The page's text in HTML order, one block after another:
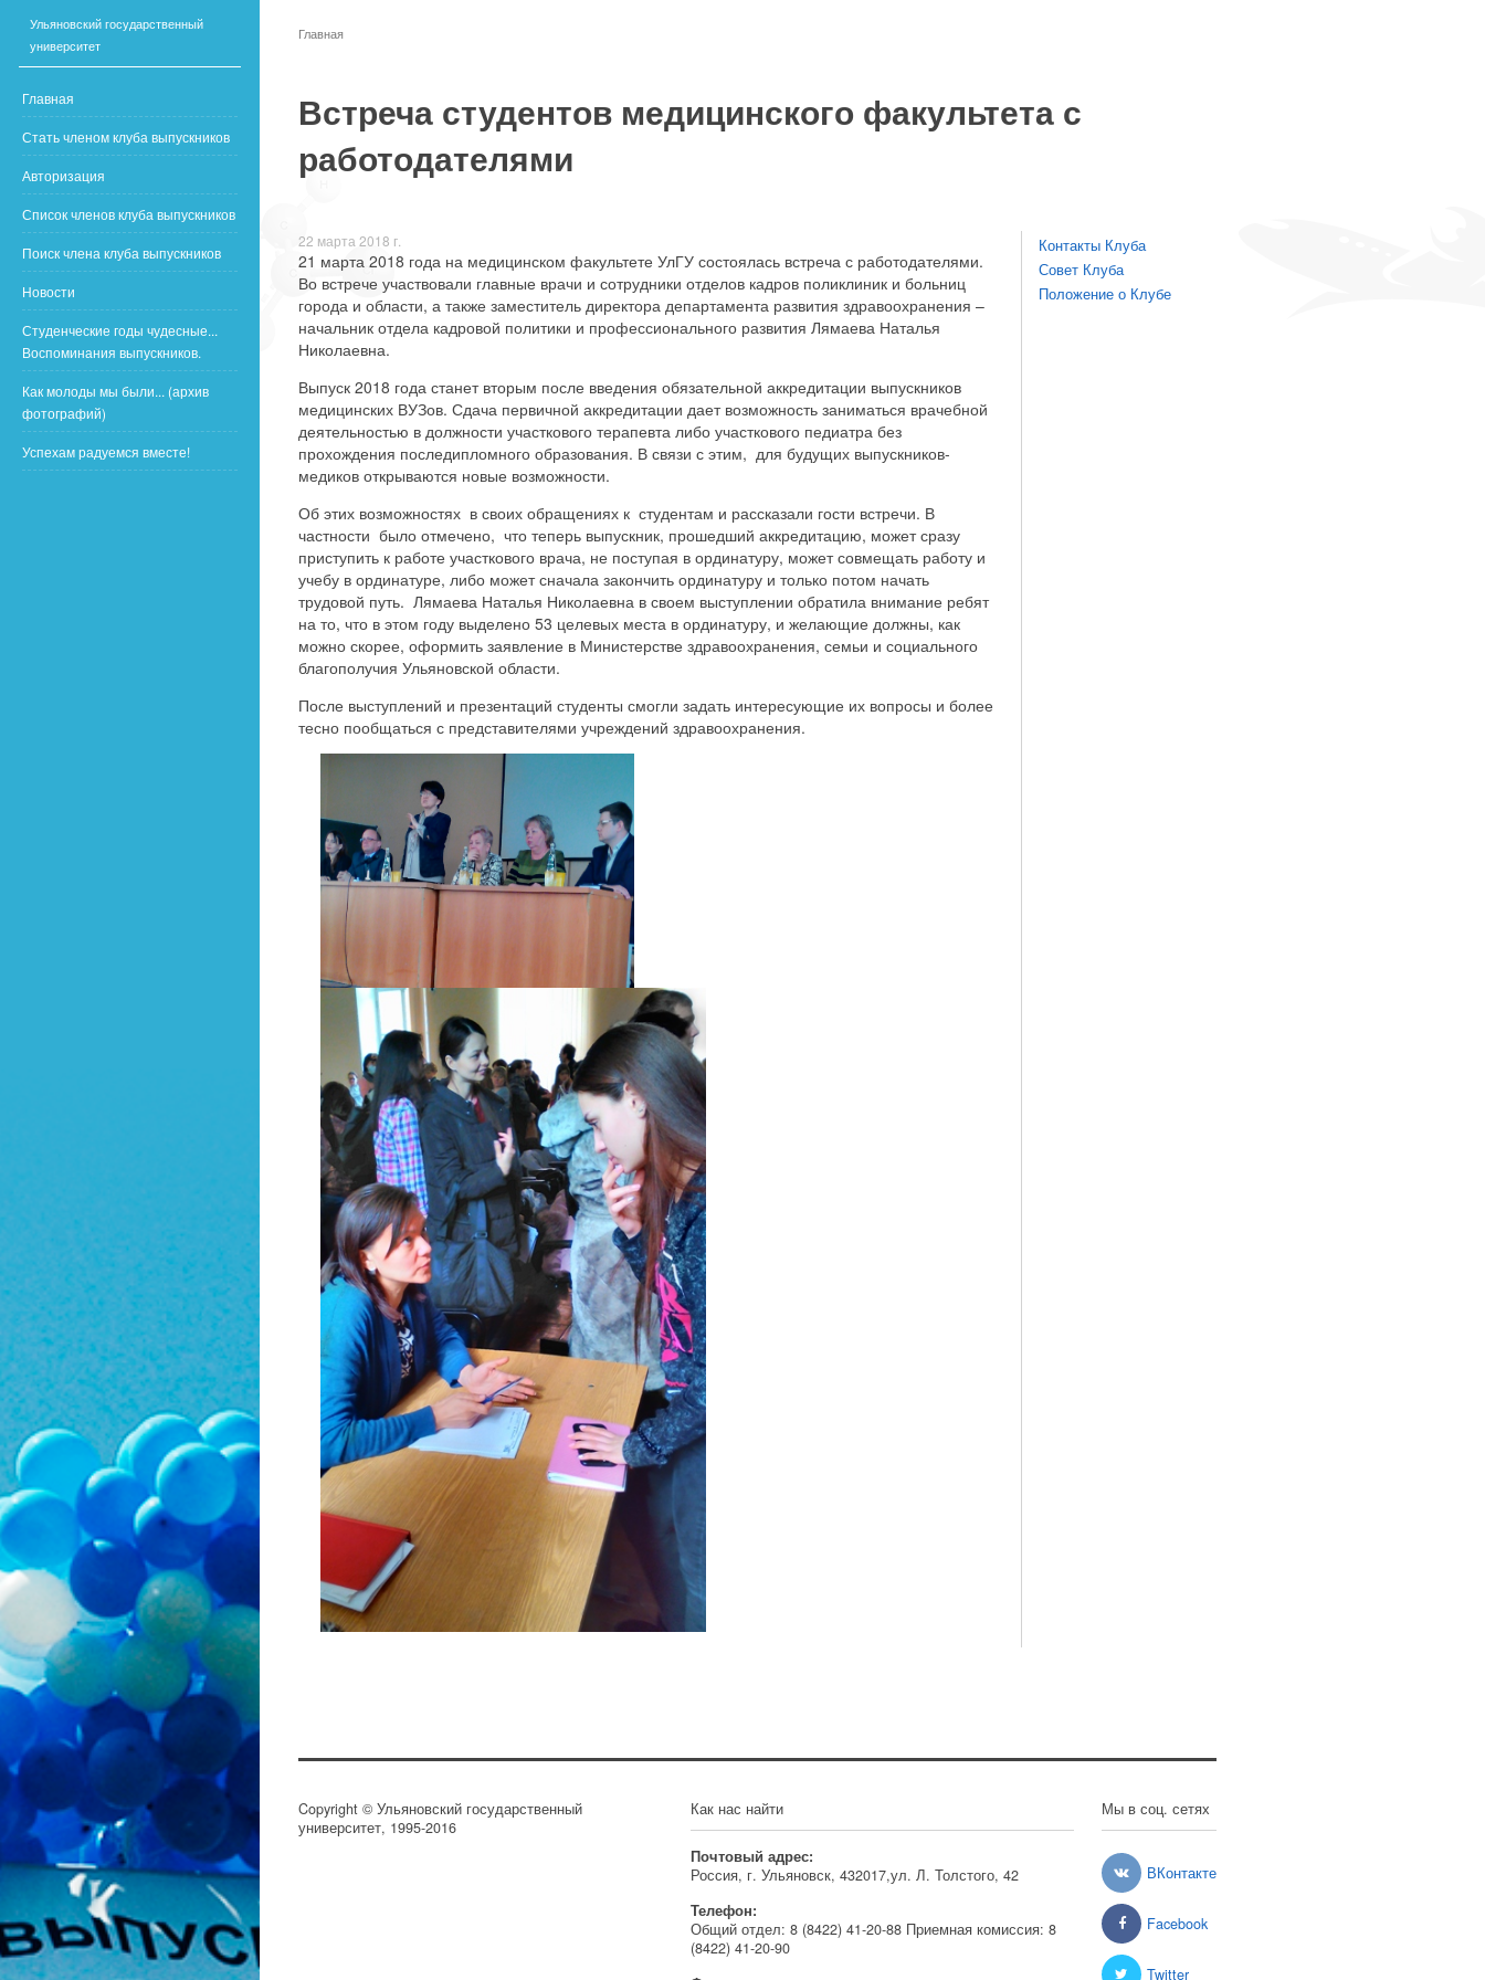
Ульяновский государственный
университет
Главная
Стать членом клуба выпускников
Авторизация
Список членов клуба выпускников
Поиск члена клуба выпускников
Новости
Студенческие годы чудесные...
Воспоминания выпускников.
Как молоды мы были... (архив
фотографий)
Успехам радуемся вместе!
Главная
Встреча студентов медицинского факультета с
работодателями
22 марта 2018 г.
21 марта 2018 года на медицинском факультете УлГУ состоялась встреча с работодателями.
Во встрече участвовали главные врачи и сотрудники отделов кадров поликлиник и больниц
города и области, а также заместитель директора департамента развития здравоохранения –
начальник отдела кадровой политики и профессионального развития Лямаева Наталья
Николаевна.
Выпуск 2018 года станет вторым после введения обязательной аккредитации выпускников
медицинских ВУЗов. Сдача первичной аккредитации дает возможность заниматься врачебной
деятельностью в должности участкового терапевта либо участкового педиатра без
прохождения последипломного образования. В связи с этим, для будущих выпускников-
медиков открываются новые возможности.
Об этих возможностях в своих обращениях к студентам и рассказали гости встречи. В
частности было отмечено, что теперь выпускник, прошедший аккредитацию, может сразу
приступить к работе участкового врача, не поступая в ординатуру, может совмещать работу и
учебу в ординатуре, либо может сначала закончить ординатуру и только потом начать
трудовой путь. Лямаева Наталья Николаевна в своем выступлении обратила внимание ребят
на то, что в этом году выделено 53 целевых места в ординатуру, и желающие должны, как
можно скорее, оформить заявление в Министерстве здравоохранения, семьи и социального
благополучия Ульяновской области.
После выступлений и презентаций студенты смогли задать интересующие их вопросы и более
тесно пообщаться с представителями учреждений здравоохранения.
Контакты Клуба
Совет Клуба
Положение о Клубе
Copyright © Ульяновский государственный
университет, 1995-2016
Как нас найти
Почтовый адрес:
Россия, г. Ульяновск, 432017,ул. Л. Толстого, 42
Телефон:
Общий отдел: 8 (8422) 41-20-88 Приемная комиссия: 8
(8422) 41-20-90
Мы в соц. сетях
ВКонтакте
Facebook
Twitter